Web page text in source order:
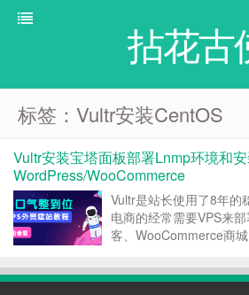
拈花古
标签：Vultr安装CentOS
Vultr安装宝塔面板部署Lnmp环境和
WordPress/WooCommerce
Vultr是站长使用了8年的
电商的经常需要VPS来
客、WooCommerce商
LNMP环境，搭建一个